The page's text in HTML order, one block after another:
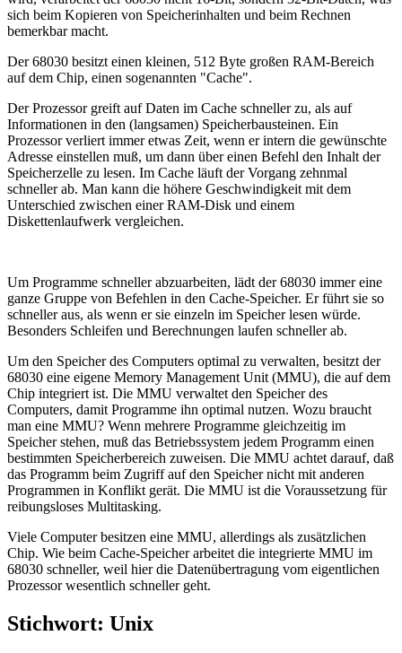
sich beim Kopieren von Speicherinhalten und beim Rechnen
bemerkbar macht.
Der 68030 besitzt einen kleinen, 512 Byte großen RAM-Bereich
auf dem Chip, einen sogenannten "Cache".
Der Prozessor greift auf Daten im Cache schneller zu, als auf
Informationen in den (langsamen) Speicherbausteinen. Ein
Prozessor verliert immer etwas Zeit, wenn er intern die gewünschte
Adresse einstellen muß, um dann über einen Befehl den Inhalt der
Speicherzelle zu lesen. Im Cache läuft der Vorgang zehnmal
schneller ab. Man kann die höhere Geschwindigkeit mit dem
Unterschied zwischen einer RAM-Disk und einem
Diskettenlaufwerk vergleichen.
Um Programme schneller abzuarbeiten, lädt der 68030 immer eine
ganze Gruppe von Befehlen in den Cache-Speicher. Er führt sie so
schneller aus, als wenn er sie einzeln im Speicher lesen würde.
Besonders Schleifen und Berechnungen laufen schneller ab.
Um den Speicher des Computers optimal zu verwalten, besitzt der
68030 eine eigene Memory Management Unit (MMU), die auf dem
Chip integriert ist. Die MMU verwaltet den Speicher des
Computers, damit Programme ihn optimal nutzen. Wozu braucht
man eine MMU? Wenn mehrere Programme gleichzeitig im
Speicher stehen, muß das Betriebssystem jedem Programm einen
bestimmten Speicherbereich zuweisen. Die MMU achtet darauf, daß
das Programm beim Zugriff auf den Speicher nicht mit anderen
Programmen in Konflikt gerät. Die MMU ist die Voraussetzung für
reibungsloses Multitasking.
Viele Computer besitzen eine MMU, allerdings als zusätzlichen
Chip. Wie beim Cache-Speicher arbeitet die integrierte MMU im
68030 schneller, weil hier die Datenübertragung vom eigentlichen
Prozessor wesentlich schneller geht.
Stichwort: Unix